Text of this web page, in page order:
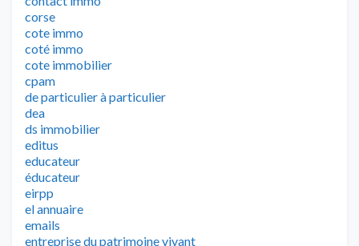
corse
cote immo
coté immo
cote immobilier
cpam
de particulier à particulier
dea
ds immobilier
editus
educateur
éducateur
eirpp
el annuaire
emails
entreprise du patrimoine vivant